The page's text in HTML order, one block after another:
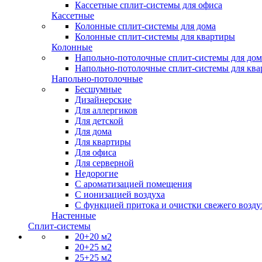
Кассетные сплит-системы для офиса
Кассетные
Колонные сплит-системы для дома
Колонные сплит-системы для квартиры
Колонные
Напольно-потолочные сплит-системы для
Напольно-потолочные сплит-системы для
Напольно-потолочные
Бесшумные
Дизайнерские
Для аллергиков
Для детской
Для дома
Для квартиры
Для офиса
Для серверной
Недорогие
С ароматизацией помещения
С ионизацией воздуха
С функцией притока и очистки свежего
Настенные
Сплит-системы
20+20 м2
20+25 м2
25+25 м2